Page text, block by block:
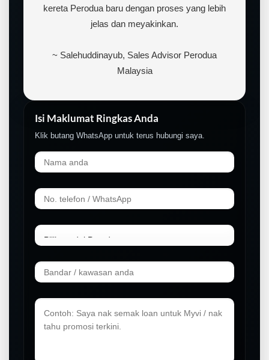
LIVE
kereta Perodua baru dengan proses yang lebih
jelas dan meyakinkan.
~ Salehuddinayub, Sales Advisor Perodua
Malaysia
Isi Maklumat Ringkas Anda
Klik butang WhatsApp untuk terus hubungi saya.